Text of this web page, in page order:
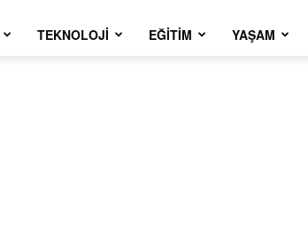
TEKNOLOJI EĞITIM YAŞAM